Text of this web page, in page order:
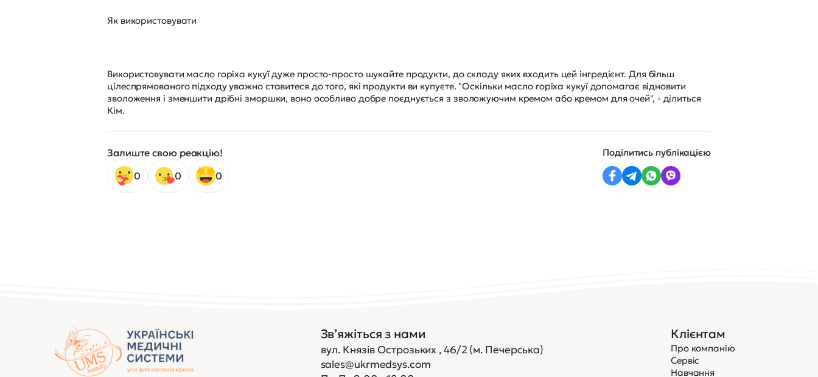
Як використовувати
Використовувати масло горіха кукуї дуже просто-просто шукайте продукти, до складу яких входить цей інгредієнт. Для більш
цілеспрямованого підходу уважно ставитеся до того, які продукти ви купуєте. "Оскільки масло горіха кукуї допомагає відновити
зволоження і зменшити дрібні зморшки, воно особливо добре поєднується з зволожуючим кремом або кремом для очей", - ділиться
Кім.
Залиште свою реакцію!
0
0 0
Поділитись публікацією
Зв’яжіться з нами
вул. Князів Острозьких , 46/2 (м. Печерська)
sales@ukrmedsys.com
Клієнтам
Про компанію
Сервіс
Навчання